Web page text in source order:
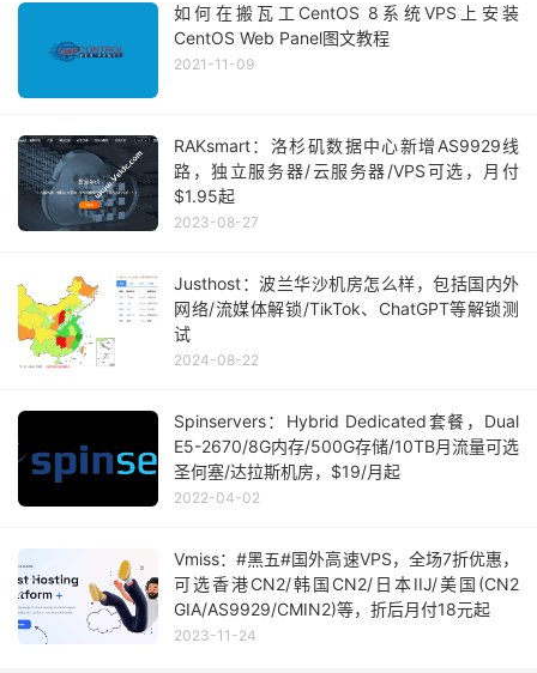
如何在搬瓦工CentOS 8系统VPS上安装
CentOS Web Panel图文教程
2021-11-09
RAKsmart：洛杉矶数据中心新增AS9929线
路，独立服务器/云服务器/VPS可选，月付
$1.95起
2023-08-27
Justhost：波兰华沙机房怎么样，包括国内外
网络/流媒体解锁/TikTok、ChatGPT等解锁测
试
2024-08-22
Spinservers：Hybrid Dedicated套餐，Dual
E5-2670/8G内存/500G存储/10TB月流量可选
圣何塞/达拉斯机房，$19/月起
2022-04-02
Vmiss：#黑五#国外高速VPS，全场7折优惠，
可选香港CN2/韩国CN2/日本IIJ/美国(CN2
GIA/AS9929/CMIN2)等，折后月付18元起
2023-11-24